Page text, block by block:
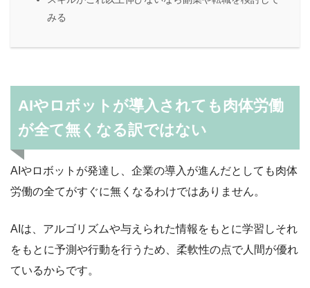
みる
AIやロボットが導入されても肉体労働
が全て無くなる訳ではない
AIやロボットが発達し、企業の導入が進んだとしても肉体
労働の全てがすぐに無くなるわけではありません。
AIは、アルゴリズムや与えられた情報をもとに学習しそれ
をもとに予測や行動を行うため、柔軟性の点で人間が優れ
ているからです。